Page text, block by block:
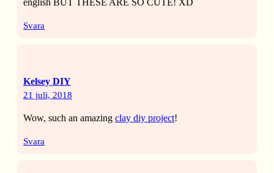
Svara
Kelsey DIY
21 juli, 2018
Wow, such an amazing clay diy project!
Svara